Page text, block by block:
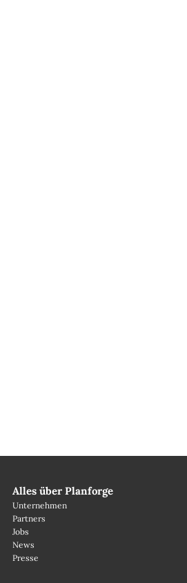
Alles über Planforge
Unternehmen
Partners
Jobs
News
Presse